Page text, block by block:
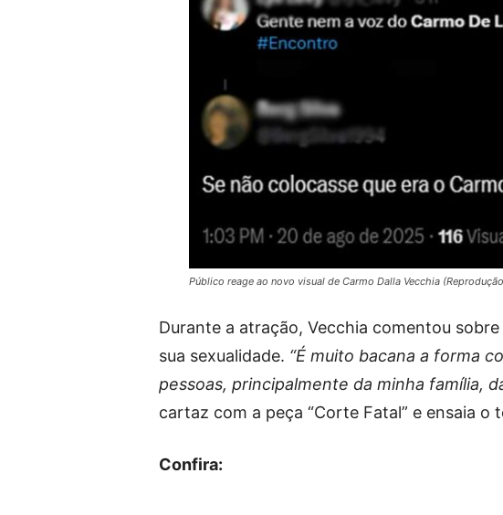
Público reage ao novo visual de Carmo Dalla Vecchia
Durante a atração, Vecchia comentou
sua sexualidade. “É muito bacana a forma
pessoas, principalmente da minha família,
cartaz com a peça “Corte Fatal” e ensaia o
Confira: